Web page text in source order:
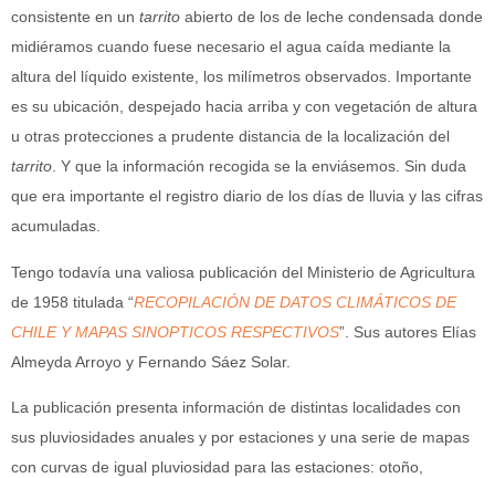
consistente en un tarrito abierto de los de leche condensada donde
midiéramos cuando fuese necesario el agua caída mediante la
altura del líquido existente, los milímetros observados. Importante
es su ubicación, despejado hacia arriba y con vegetación de altura
u otras protecciones a prudente distancia de la localización del
tarrito. Y que la información recogida se la enviásemos. Sin duda
que era importante el registro diario de los días de lluvia y las cifras
acumuladas.
Tengo todavía una valiosa publicación del Ministerio de Agricultura
de 1958 titulada “RECOPILACIÓN DE DATOS CLIMÁTICOS DE
CHILE Y MAPAS SINOPTICOS RESPECTIVOS”. Sus autores Elías
Almeyda Arroyo y Fernando Sáez Solar.
La publicación presenta información de distintas localidades con
sus pluviosidades anuales y por estaciones y una serie de mapas
con curvas de igual pluviosidad para las estaciones: otoño,